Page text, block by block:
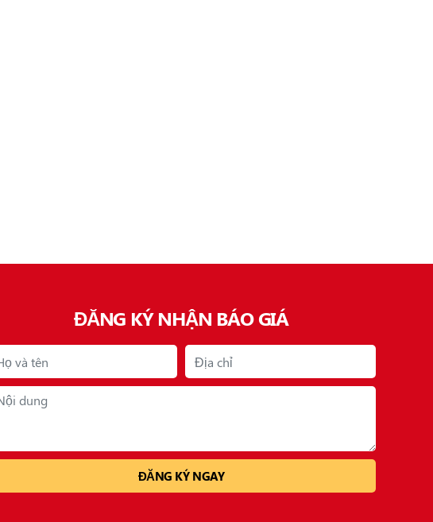
ĐĂNG KÝ NHẬN BÁO GIÁ